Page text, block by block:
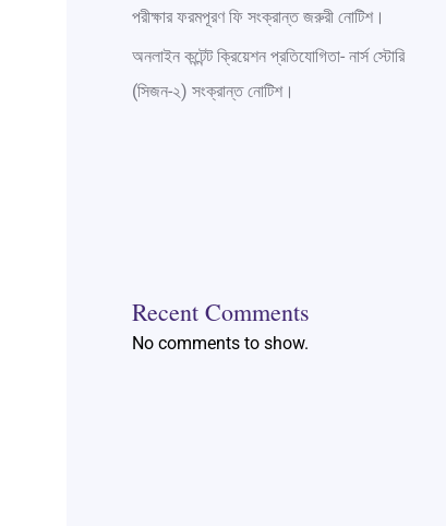
পরীক্ষার ফরমপূরণ ফি সংক্রান্ত জরুরী নোটিশ।
অনলাইন কন্টেন্ট ক্রিয়েশন প্রতিযোগিতা- নার্স স্টোরি
(সিজন-২) সংক্রান্ত নোটিশ।
Recent Comments
No comments to show.